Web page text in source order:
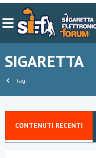
SIGARETTA
Tag
CONTENUTI RECENTI